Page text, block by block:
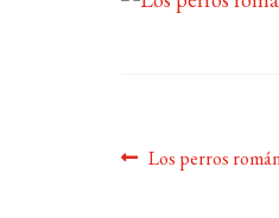
Anterior:
Los perros